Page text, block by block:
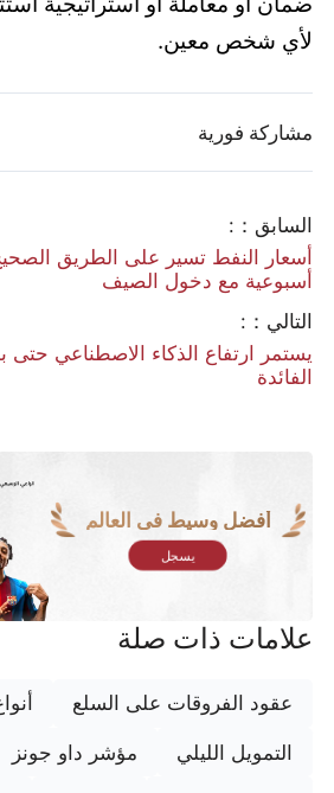
لأي شخص معين.
مشاركة فورية
السابق：:
أسعار النفط تسير على الطريق
أسبوعية مع دخول الصيف
التالي：:
يستمر ارتفاع الذكاء الاصطناعي
الفائدة
أفضل وسيط في العالم
يسجل
علامات ذات صلة
عقود الفروقات على السلع
التمويل الليلي مؤشر داو جونز